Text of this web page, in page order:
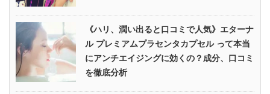
《ハリ、潤い出ると口コミで人気》エターナ
ル プレミアムプラセンタカプセル って本当
にアンチエイジングに効くの？成分、口コミ
を徹底分析